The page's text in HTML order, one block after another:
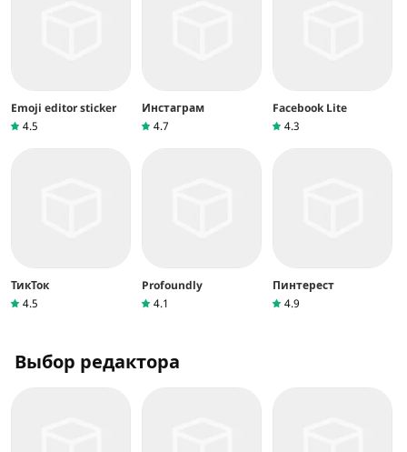
Emoji editor sticker
4.5
Инстаграм
4.7
Facebook Lite
4.3
ТикТок
4.5
Profoundly
4.1
Пинтерест
4.9
Выбор редактора